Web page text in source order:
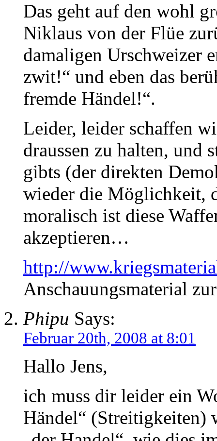
Das geht auf den wohl
Niklaus von der Flüe
damaligen Urschweizer
zwit!“ und eben das
fremde Händel!“.
Leider, leider schaffen
draussen zu halten, und
gibts (der direkten
wieder die Möglichkeit,
moralisch ist diese
akzeptieren…
http://
Anschauungsmaterial
Phipu Says:
Februar 20th, 2008 at 8:01
Hallo Jens,
ich muss dir leider ein
Händel“ (Streitigkeiten)